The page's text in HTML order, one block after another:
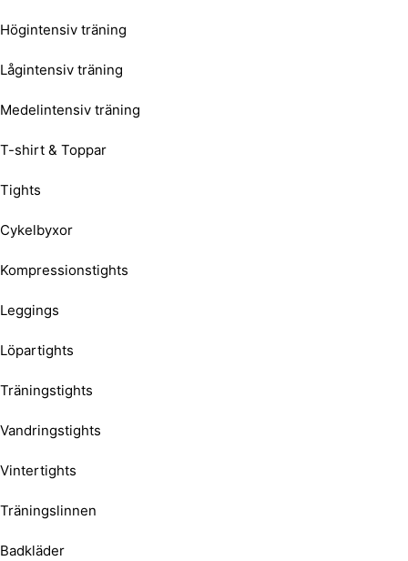
Högintensiv träning
Lågintensiv träning
Medelintensiv träning
T-shirt & Toppar
Tights
Cykelbyxor
Kompressionstights
Leggings
Löpartights
Träningstights
Vandringstights
Vintertights
Träningslinnen
Badkläder